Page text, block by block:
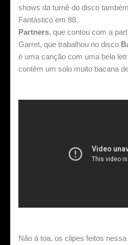
shows da turnê do disco
Fantástico em 88.
Partners, que contou com a
Garret, que trabalhou no disco
é uma canção com uma bela
contém um solo muito bacana
Não à toa, os clipes feitos